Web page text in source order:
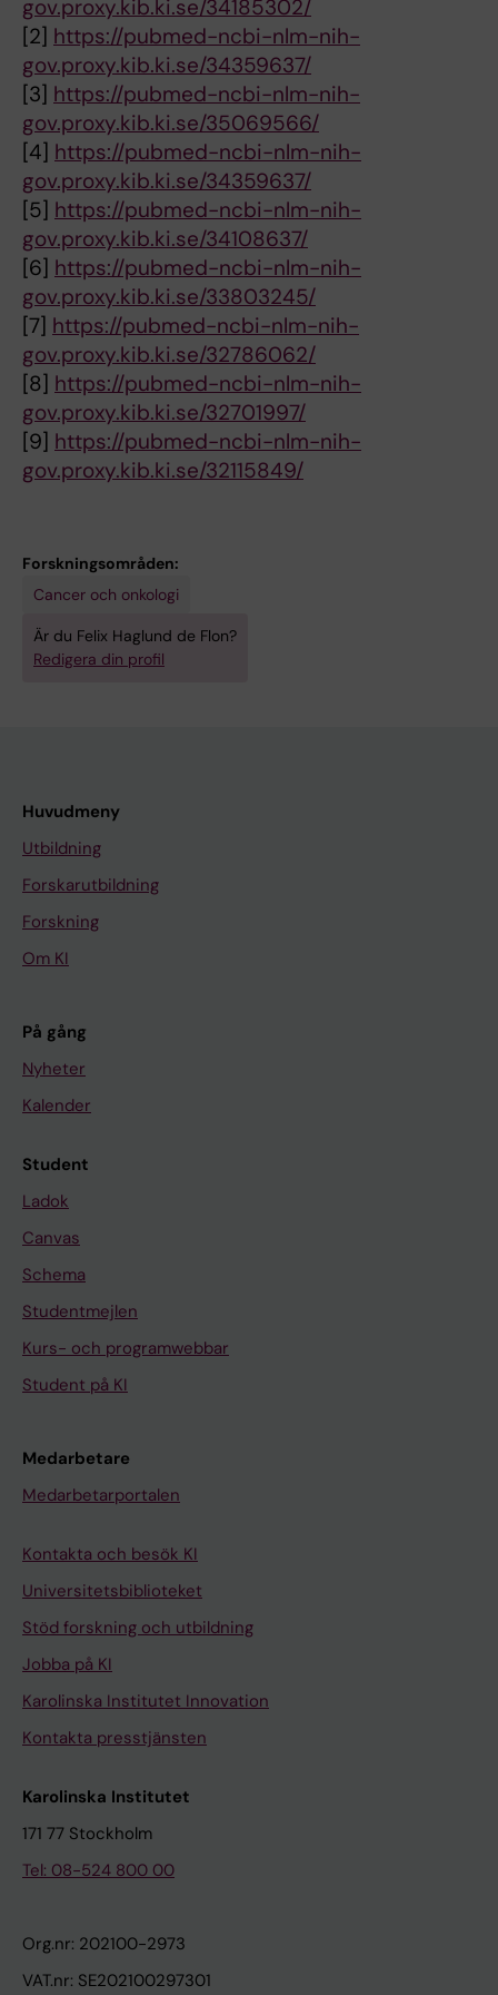
gov.proxy.kib.ki.se/34185302/
[2] https://pubmed-ncbi-nlm-nih-
gov.proxy.kib.ki.se/34359637/
[3] https://pubmed-ncbi-nlm-nih-
gov.proxy.kib.ki.se/35069566/
[4] https://pubmed-ncbi-nlm-nih-
gov.proxy.kib.ki.se/34359637/
[5] https://pubmed-ncbi-nlm-nih-
gov.proxy.kib.ki.se/34108637/
[6] https://pubmed-ncbi-nlm-nih-
gov.proxy.kib.ki.se/33803245/
[7] https://pubmed-ncbi-nlm-nih-
gov.proxy.kib.ki.se/32786062/
[8] https://pubmed-ncbi-nlm-nih-
gov.proxy.kib.ki.se/32701997/
[9] https://pubmed-ncbi-nlm-nih-
gov.proxy.kib.ki.se/32115849/
Forskningsområden:
Cancer och onkologi
Är du Felix Haglund de Flon?
Redigera din profil
Huvudmeny
Utbildning
Forskarutbildning
Forskning
Om KI
På gång
Nyheter
Kalender
Student
Ladok
Canvas
Schema
Studentmejlen
Kurs- och programwebbar
Student på KI
Medarbetare
Medarbetarportalen
Kontakta och besök KI
Universitetsbiblioteket
Stöd forskning och utbildning
Jobba på KI
Karolinska Institutet Innovation
Kontakta presstjänsten
Karolinska Institutet
171 77 Stockholm
Tel: 08-524 800 00
Org.nr: 202100-2973
VAT.nr: SE202100297301